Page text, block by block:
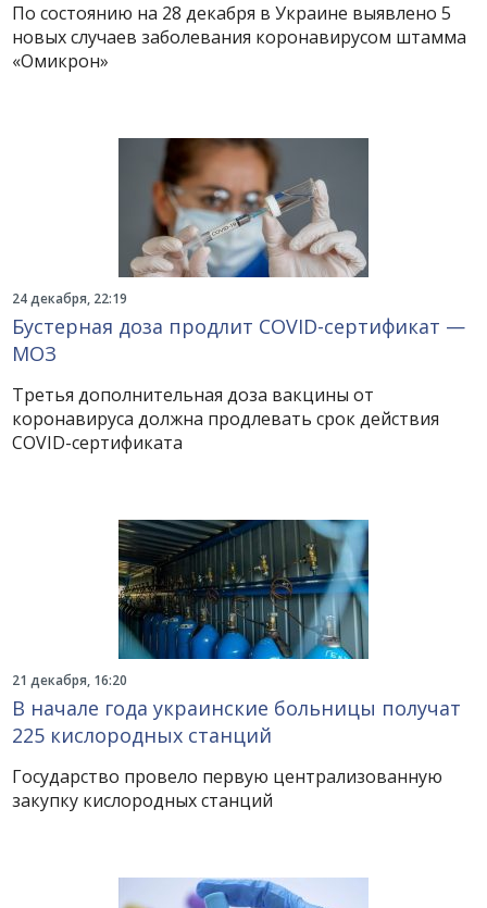
По состоянию на 28 декабря в Украине выявлено 5
новых случаев заболевания коронавирусом штамма
«Омикрон»
24 декабря, 22:19
Бустерная доза продлит COVID-сертификат —
МОЗ
Третья дополнительная доза вакцины от
коронавируса должна продлевать срок действия
COVID-сертификата
21 декабря, 16:20
В начале года украинские больницы получат
225 кислородных станций
Государство провело первую централизованную
закупку кислородных станций